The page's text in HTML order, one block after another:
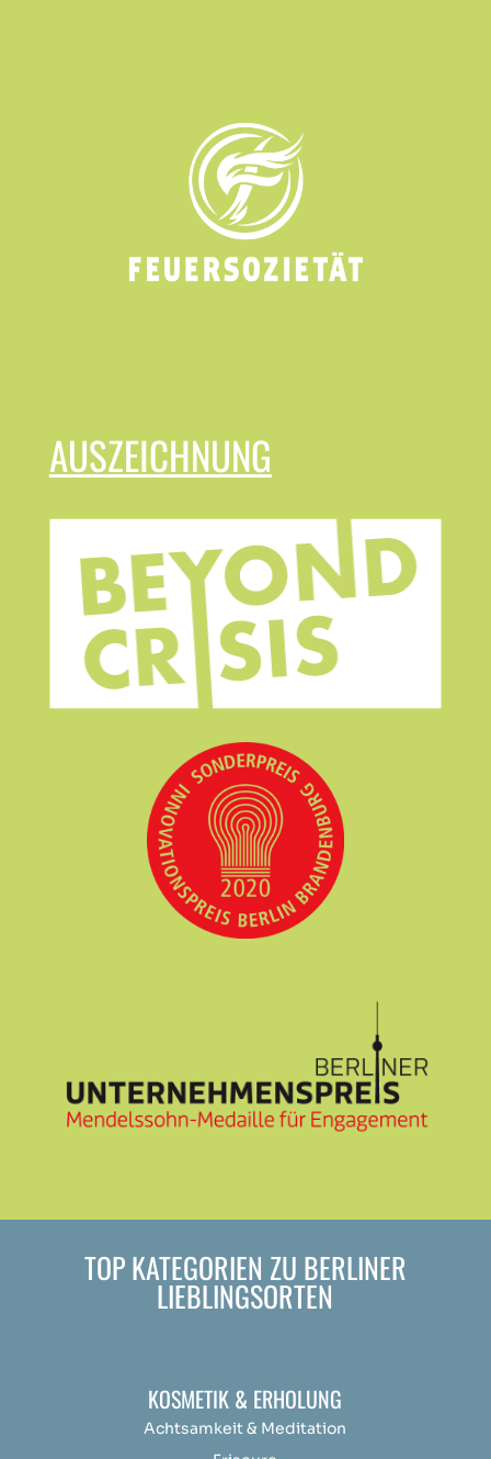
AUSZEICHNUNG
TOP KATEGORIEN ZU BERLINER
LIEBLINGSORTEN
KOSMETIK & ERHOLUNG
Achtsamkeit & Meditation